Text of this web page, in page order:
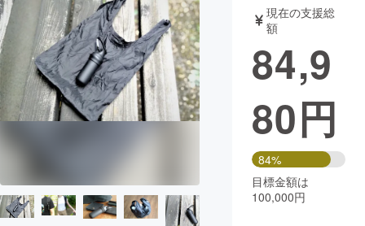
アート・写真 音楽
テクノロジー・ガジェット ゲーム・
映像・映画 書籍・雑誌
チャレンジ
まちづくり・地域活性化
現在の支援総
額
84,9
80円
84%
目標金額は
100,000円